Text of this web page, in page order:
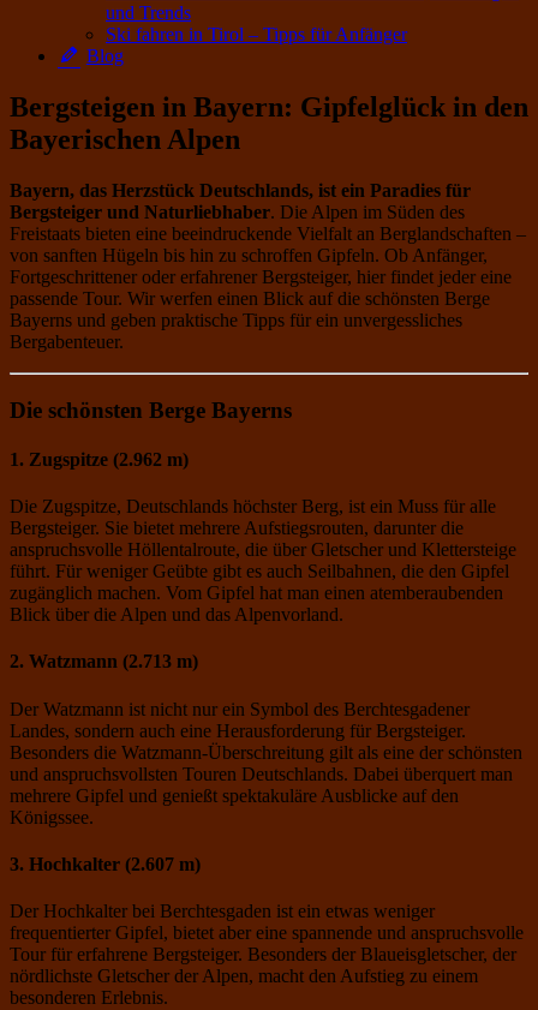
und Trends
Ski fahren in Tirol – Tipps für Anfänger
Blog
Bergsteigen in Bayern: Gipfelglück in den
Bayerischen Alpen
Bayern, das Herzstück Deutschlands, ist ein Paradies für
Bergsteiger und Naturliebhaber. Die Alpen im Süden des
Freistaats bieten eine beeindruckende Vielfalt an Berglandschaften –
von sanften Hügeln bis hin zu schroffen Gipfeln. Ob Anfänger,
Fortgeschrittener oder erfahrener Bergsteiger, hier findet jeder eine
passende Tour. Wir werfen einen Blick auf die schönsten Berge
Bayerns und geben praktische Tipps für ein unvergessliches
Bergabenteuer.
Die schönsten Berge Bayerns
1. Zugspitze (2.962 m)
Die Zugspitze, Deutschlands höchster Berg, ist ein Muss für alle
Bergsteiger. Sie bietet mehrere Aufstiegsrouten, darunter die
anspruchsvolle Höllentalroute, die über Gletscher und Klettersteige
führt. Für weniger Geübte gibt es auch Seilbahnen, die den Gipfel
zugänglich machen. Vom Gipfel hat man einen atemberaubenden
Blick über die Alpen und das Alpenvorland.
2. Watzmann (2.713 m)
Der Watzmann ist nicht nur ein Symbol des Berchtesgadener
Landes, sondern auch eine Herausforderung für Bergsteiger.
Besonders die Watzmann-Überschreitung gilt als eine der schönsten
und anspruchsvollsten Touren Deutschlands. Dabei überquert man
mehrere Gipfel und genießt spektakuläre Ausblicke auf den
Königssee.
3. Hochkalter (2.607 m)
Der Hochkalter bei Berchtesgaden ist ein etwas weniger
frequentierter Gipfel, bietet aber eine spannende und anspruchsvolle
Tour für erfahrene Bergsteiger. Besonders der Blaueisgletscher, der
nördlichste Gletscher der Alpen, macht den Aufstieg zu einem
besonderen Erlebnis.